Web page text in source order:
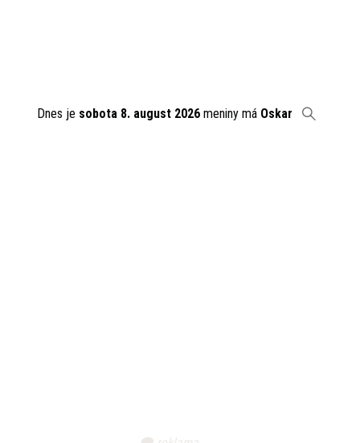
Dnes je sobota 8. august 2026 meniny má Oskar